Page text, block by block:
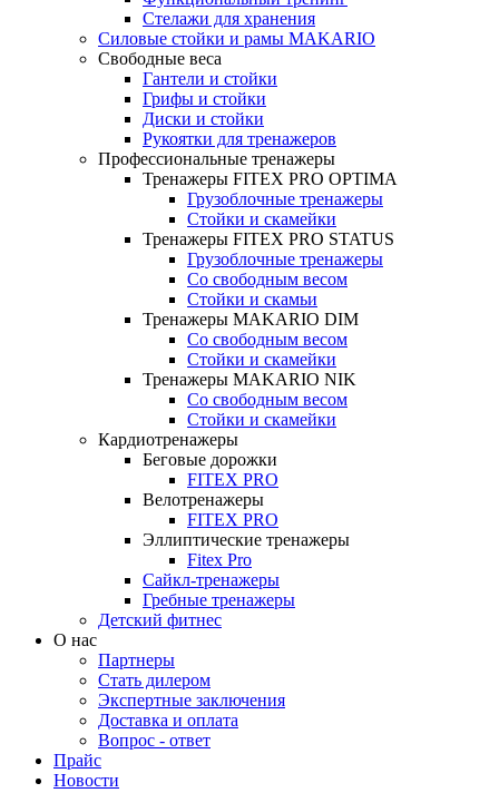
Стелажи для хранения
Силовые стойки и рамы MAKARIO
Свободные веса
Гантели и стойки
Грифы и стойки
Диски и стойки
Рукоятки для тренажеров
Профессиональные тренажеры
Тренажеры FITEX PRO OPTIMA
Грузоблочные тренажеры
Стойки и скамейки
Тренажеры FITEX PRO STATUS
Грузоблочные тренажеры
Со свободным весом
Стойки и скамьи
Тренажеры MAKARIO DIM
Со свободным весом
Стойки и скамейки
Тренажеры MAKARIO NIK
Со свободным весом
Стойки и скамейки
Кардиотренажеры
Беговые дорожки
FITEX PRO
Велотренажеры
FITEX PRO
Эллиптические тренажеры
Fitex Pro
Сайкл-тренажеры
Гребные тренажеры
Детский фитнес
О нас
Партнеры
Стать дилером
Экспертные заключения
Доставка и оплата
Вопрос - ответ
Прайс
Новости